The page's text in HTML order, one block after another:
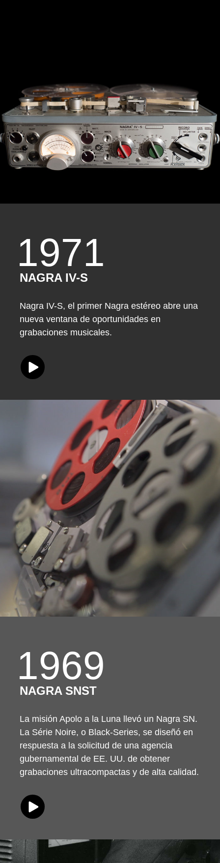
1971
NAGRA IV-S
Nagra IV-S, el primer Nagra estéreo abre una
nueva ventana de oportunidades en
grabaciones musicales.
1969
NAGRA SNST
La misión Apolo a la Luna llevó un Nagra SN.
La Série Noire, o Black-Series, se diseñó en
respuesta a la solicitud de una agencia
gubernamental de EE. UU. de obtener
grabaciones ultracompactas y de alta calidad.